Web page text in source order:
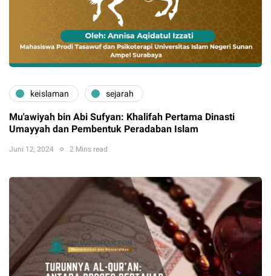
keislaman sejarah
Mu'awiyah bin Abi Sufyan: Khalifah Pertama Dinasti
Umayyah dan Pembentuk Peradaban Islam
Juni 12, 2024 2 Mins read